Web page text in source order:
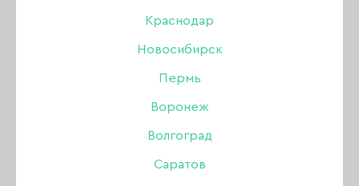
Краснодар
Новосибирск
Пермь
Воронеж
Волгоград
Саратов